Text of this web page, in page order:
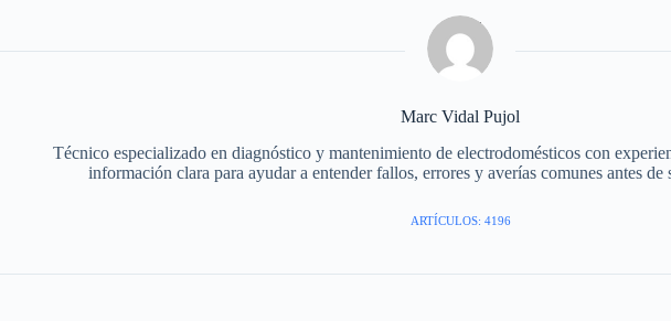
Marc Vidal Pujol
Técnico especializado en diagnóstico y mantenimiento de electrodomésticos con
información clara para ayudar a entender fallos, errores y averías comunes antes
ARTÍCULOS: 4196